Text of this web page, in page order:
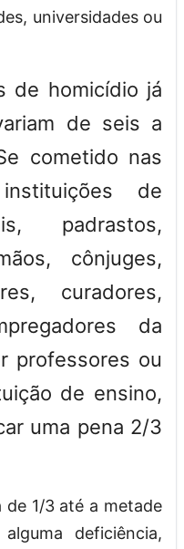
universidades ou
de homicídio já
de seis a
cometido nas
de
padrastos,
cônjuges,
curadores,
da
professores ou
de ensino,
uma pena 2/3
1/3 até a metade
deficiência,